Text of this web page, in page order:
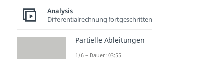
Analysis
Differentialrechnung fortgeschritten
Partielle Ableitungen
1/6 – Dauer: 03:55